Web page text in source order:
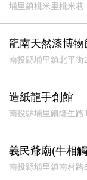
埔里鎮桃米里桃米巷
龍南天然漆博物
南投縣埔里鎮北平街
造紙龍手創館
南投縣埔里鎮隆生路
義民爺廟(牛相
南投縣埔里鎮南村路